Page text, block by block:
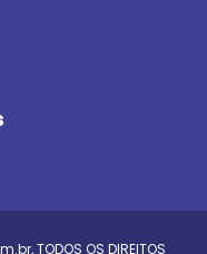
, TODOS OS DIREITOS